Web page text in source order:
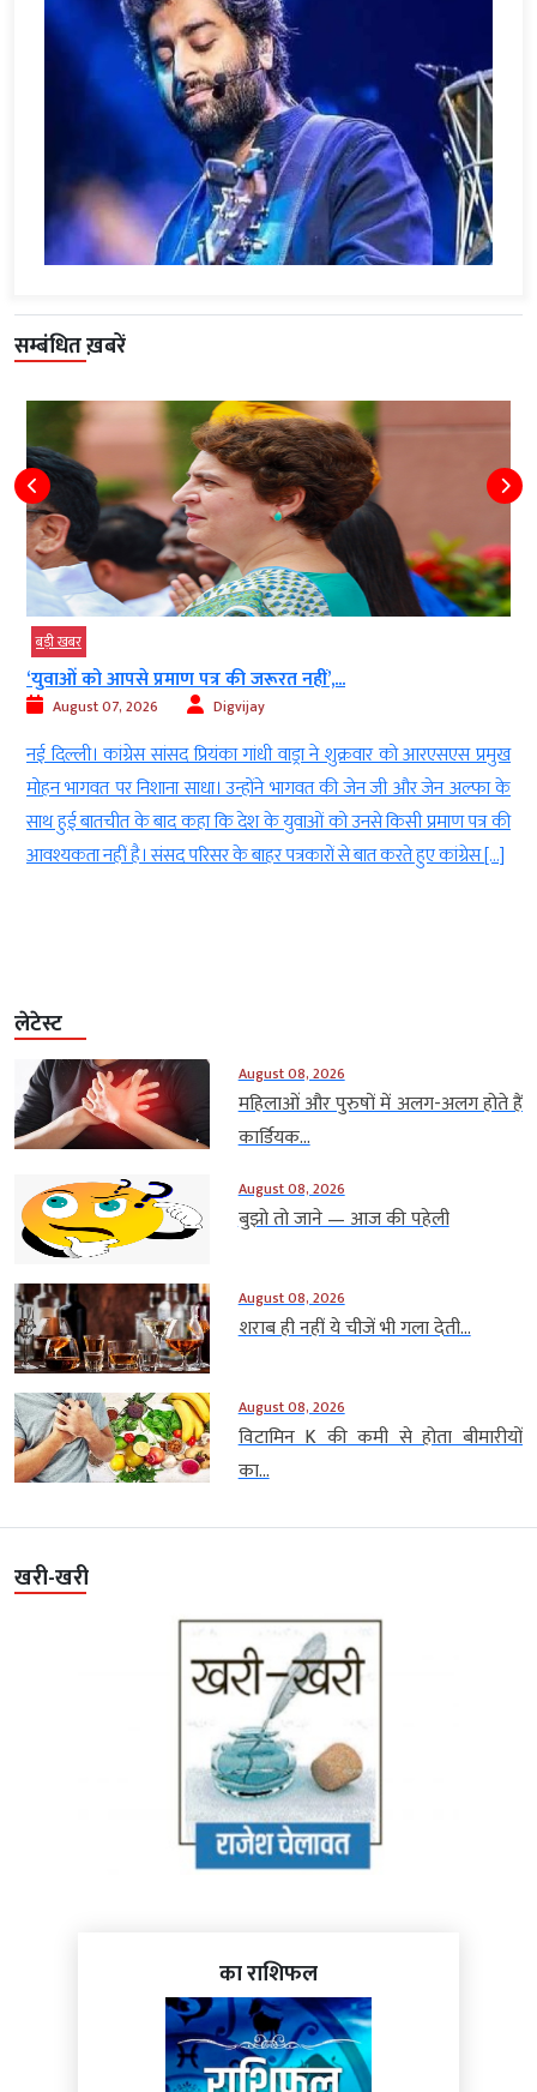
सम्बंधित ख़बरें
जरूरत नहीं’,...
गांधी वाड्रा ने शुक्रवार को आरएसएस प्रमुख
उन्होंने भागवत की जेन जी और जेन अल्फा के
देश के युवाओं को उनसे किसी प्रमाण पत्र की
बाहर पत्रकारों से बात करते हुए कांग्रेस […]
40 साल पुराने बोफोर्स घोटाले
नई दिल्ली। सुप्रीम कोर्ट ने हिंदुजा
2005 के फैसले के खिलाफ दायर
इसके साथ ही भारत के सबसे
मामलों में से एक बोफोर्स कांड का
लेटेस्ट
August 08, 2026
महिलाओं और पुरुषों में अलग-अलग होते हैं
कार्डियक...
August 08, 2026
बुझो तो जाने — आज की पहेली
August 08, 2026
शराब ही नहीं ये चीजें भी गला देती...
August 08, 2026
विटामिन K की कमी से होता बीमारीयों
का...
खरी-खरी
का राशिफल